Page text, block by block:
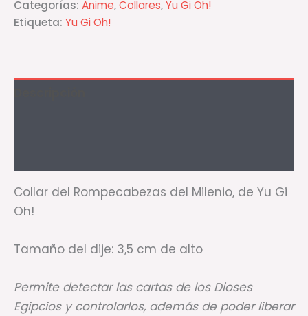
Categorías: Anime,Collares,Yu Gi Oh!
Etiqueta: Yu Gi Oh!
Collar del Rompecabezas del Milenio, de Yu Gi
Oh!
Tamaño del dije: 3,5 cm de alto
Permite detectar las cartas de los Dioses
Egipcios y controlarlos, además de poder liberar